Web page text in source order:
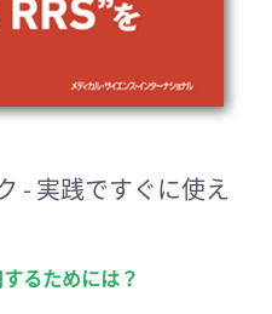
- 実践ですぐに使え
るためには？